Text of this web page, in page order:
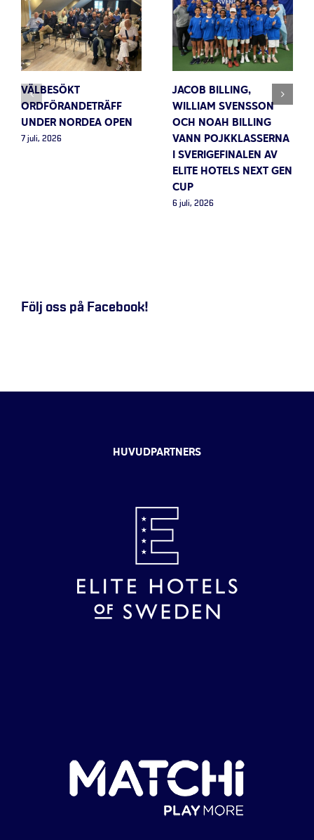
VÄLBESÖKT
ORDFÖRANDETRÄFF
UNDER NORDEA OPEN
7 juli, 2026
JACOB BILLING,
WILLIAM SVENSSON
OCH NOAH BILLING
VANN POJKKLASSERNA
I SVERIGEFINALEN AV
ELITE HOTELS NEXT GEN
CUP
6 juli, 2026
Följ oss på Facebook!
HUVUDPARTNERS